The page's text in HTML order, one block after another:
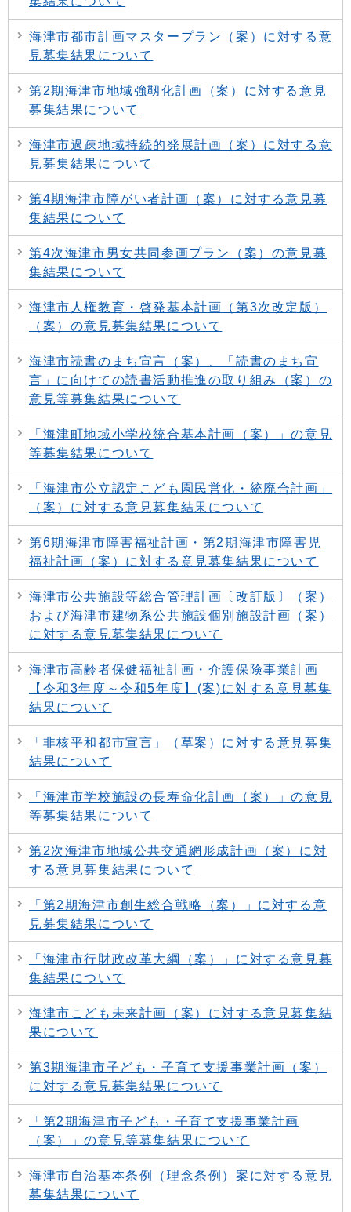
海津市都市計画マスタープラン（案）に対する意
見募集結果について
第2期海津市地域強靱化計画（案）に対する意見
募集結果について
海津市過疎地域持続的発展計画（案）に対する意
見募集結果について
第4期海津市障がい者計画（案）に対する意見募
集結果について
第4次海津市男女共同参画プラン（案）の意見募
集結果について
海津市人権教育・啓発基本計画（第3次改定版）
（案）の意見募集結果について
海津市読書のまち宣言（案）、「読書のまち宣
言」に向けての読書活動推進の取り組み（案）の
意見等募集結果について
「海津町地域小学校統合基本計画（案）」の意見
等募集結果について
「海津市公立認定こども園民営化・統廃合計画」
（案）に対する意見募集結果について
第6期海津市障害福祉計画・第2期海津市障害児
福祉計画（案）に対する意見募集結果について
海津市公共施設等総合管理計画〔改訂版〕（案）
および海津市建物系公共施設個別施設計画（案）
に対する意見募集結果について
海津市高齢者保健福祉計画・介護保険事業計画
【令和3年度～令和5年度】(案)に対する意見募集
結果について
「非核平和都市宣言」（草案）に対する意見募集
結果について
「海津市学校施設の長寿命化計画（案）」の意見
等募集結果について
第2次海津市地域公共交通網形成計画（案）に対
する意見募集結果について
「第2期海津市創生総合戦略（案）」に対する意
見募集結果について
「海津市行財政改革大綱（案）」に対する意見募
集結果について
海津市こども未来計画（案）に対する意見募集結
果について
第3期海津市子ども・子育て支援事業計画（案）
に対する意見募集結果について
「第2期海津市子ども・子育て支援事業計画
（案）」の意見等募集結果について
海津市自治基本条例（理念条例）案に対する意見
募集結果について